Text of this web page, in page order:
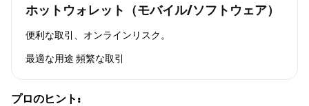
ホットウォレット（モバイル/ソフトウェア）
便利な取引、オンラインリスク。
最適な用途 頻繁な取引
プロのヒント: